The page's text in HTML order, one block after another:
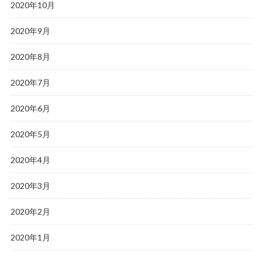
2020年10月
2020年9月
2020年8月
2020年7月
2020年6月
2020年5月
2020年4月
2020年3月
2020年2月
2020年1月